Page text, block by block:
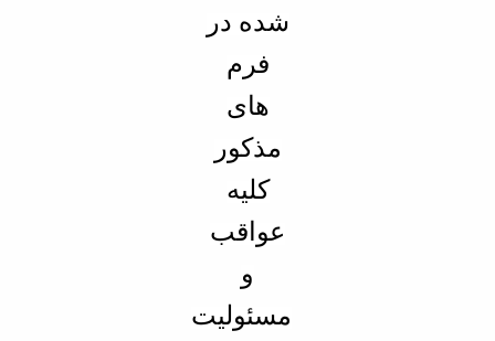
شده در
فرم
های
مذکور
کلیه
عواقب
و
مسئولیت